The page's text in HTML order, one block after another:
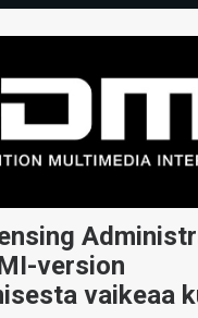
version
vaikeaa